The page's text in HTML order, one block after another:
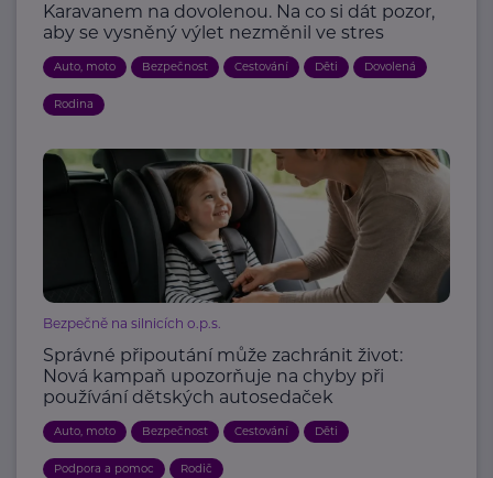
Karavanem na dovolenou. Na co si dát pozor,
aby se vysněný výlet nezměnil ve stres
Auto, moto Bezpečnost Cestování Děti Dovolená
Rodina
Bezpečně na silnicích o.p.s.
Správné připoutání může zachránit život:
Nová kampaň upozorňuje na chyby při
používání dětských autosedaček
Auto, moto Bezpečnost Cestování Děti
Podpora a pomoc Rodič